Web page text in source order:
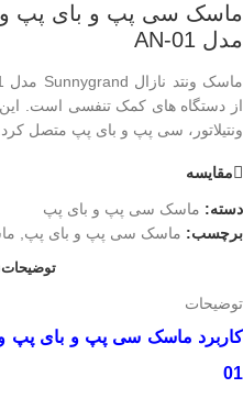
مدل AN-01
از دستگاه های کمک تنفسی است.
ونتیلاتور، سی پپ و بای پپ متصل
مقایسه
دسته: ماسک سی پپ و بای پپ
برچسب: ماسک سی پپ و بای پپ,
توضیحات
توضیحات
کاربرد ماسک سی پپ و بای پپ
01